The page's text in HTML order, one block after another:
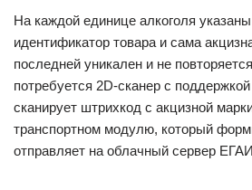
На каждой единице алкоголя
идентификатор товара и сама
последней уникален и не
потребуется 2D-сканер с
сканирует штрихкод с акцизной
транспортном модулю, который
отправляет на облачный сервер